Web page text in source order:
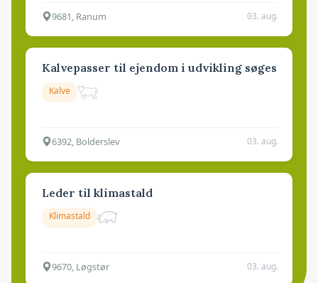
9681, Ranum 03. aug.
Kalvepasser til ejendom i udvikling søges
Kalve
6392, Bolderslev 03. aug.
Leder til klimastald
Klimastald
9670, Løgstør 03. aug.